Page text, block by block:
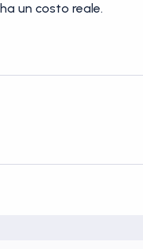
un costo reale.